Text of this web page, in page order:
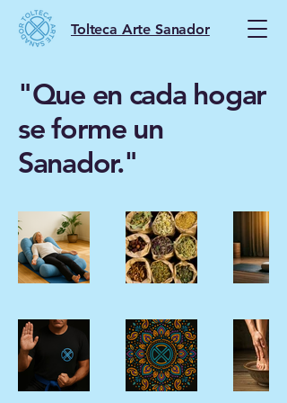
Tolteca Arte Sanador
"Que en cada hogar
se forme un
Sanador."